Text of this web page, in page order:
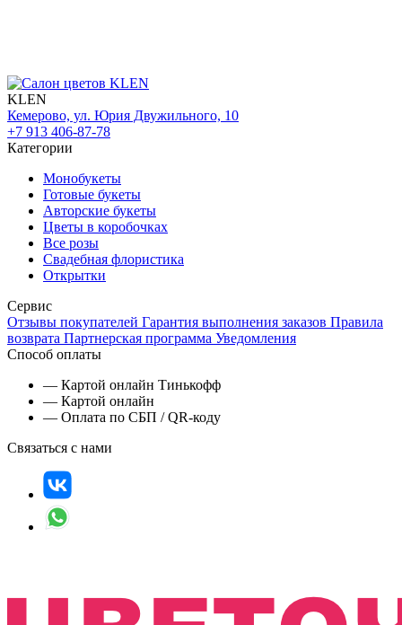
KLEN
Кемерово, ул. Юрия Двужильного, 10
+7 913 406-87-78
Категории
Монобукеты
Готовые букеты
Авторские букеты
Цветы в коробочках
Все розы
Свадебная флористика
Открытки
Сервис
Отзывы покупателей Гарантия выполнения заказов Правила
возврата Партнерская программа Уведомления
Способ оплаты
— Картой онлайн Тинькофф
— Картой онлайн
— Оплата по СБП / QR-коду
Связаться с нами